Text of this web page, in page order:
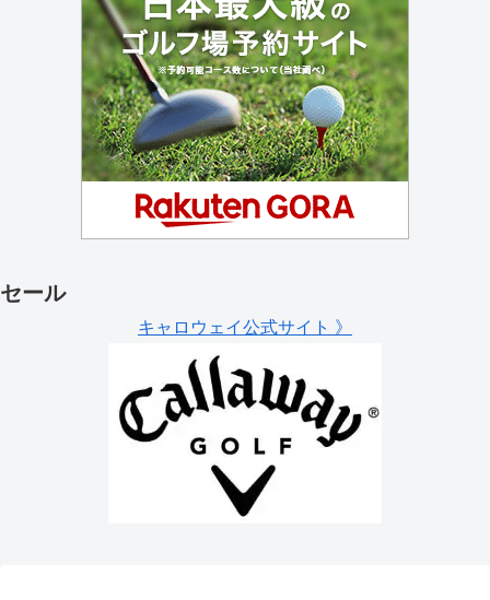
セール
キャロウェイ公式サイト 》